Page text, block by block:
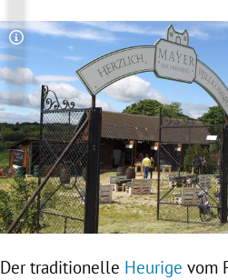
Copyright-Hinweis öffnen/
Der traditionelle Heurige vom